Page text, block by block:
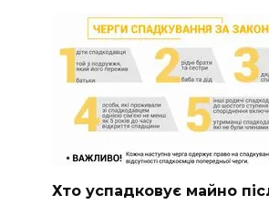
Хто успадковує майно